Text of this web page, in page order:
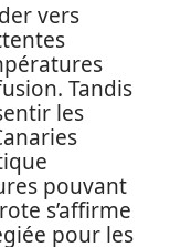
vers
Tandis
les
pouvant
s’affirme
pour les